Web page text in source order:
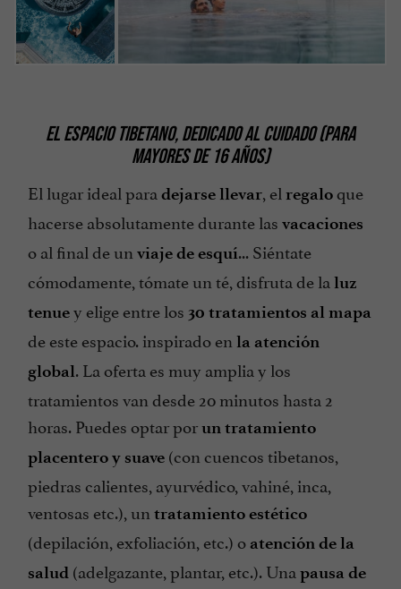
EL ESPACIO TIBETANO, DEDICADO AL CUIDADO (PARA
MAYORES DE 16 AÑOS)
El lugar ideal para dejarse llevar , el regaloque
hacerse absolutamente durante las vacaciones
o al final de un viaje de esquí... Siéntate
cómodamente, tómate un té, disfruta de la luz
tenuey elige entre los 30 tratamientos al mapa
de este espacio. inspirado en la atención
global. La oferta es muy amplia y los
tratamientos van desde 20 minutos hasta 2
horas. Puedes optar porun tratamiento
placentero y suave (con cuencos tibetanos,
piedras calientes, ayurvédico, vahiné, inca,
ventosas etc.), un tratamiento estético
(depilación, exfoliación, etc.) o atención de la
salud (adelgazante, plantar, etc.). Una pausa de